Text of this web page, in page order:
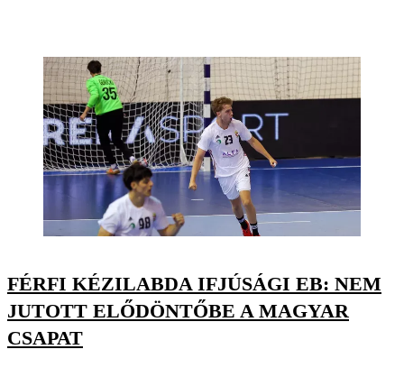
FÉRFI KÉZILABDA IFJÚSÁGI EB: NEM
JUTOTT ELŐDÖNTŐBE A MAGYAR
CSAPAT